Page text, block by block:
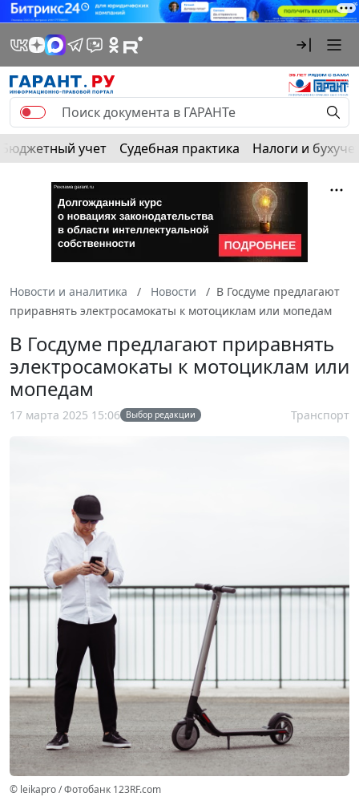
Бюджетный учет Судебная практика Налоги и
Новости и аналитика Новости
В Госдуме предлагают
приравнять электросамокаты к мотоциклам или мопедам
В Госдуме предлагают приравнять
электросамокаты к мотоциклам или
мопедам
17 марта 2025 15:06 Выбор редакции Транспорт
© leikapro / Фотобанк 123RF.com